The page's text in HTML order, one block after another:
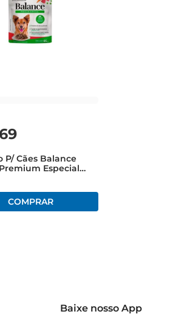
69
P/ Cães Balance
Especial
Baixe nosso App